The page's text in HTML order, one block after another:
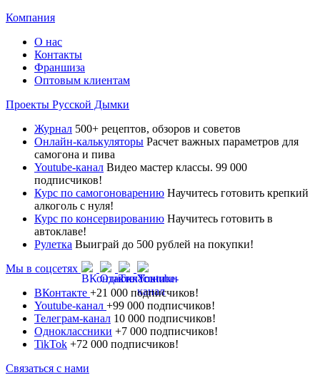
Компания
О нас
Контакты
Франшиза
Оптовым клиентам
Проекты Русской Дымки
Журнал 500+ рецептов, обзоров и советов
Онлайн-калькуляторы Расчет важных параметров для
самогона и пива
Youtube-канал Видео мастер классы. 99 000
подписчиков!
Курс по самогоноварению Научитесь готовить крепкий
алкоголь с нуля!
Курс по консервированию Научитесь готовить в
автоклаве!
Рулетка Выиграй до 500 рублей на покупки!
Мы в соцсетях
ВКонтакте +21 000 подписчиков!
Youtube-канал +99 000 подписчиков!
Телеграм-канал 10 000 подписчиков!
Одноклассники +7 000 подписчиков!
TikTok +72 000 подписчиков!
Связаться с нами